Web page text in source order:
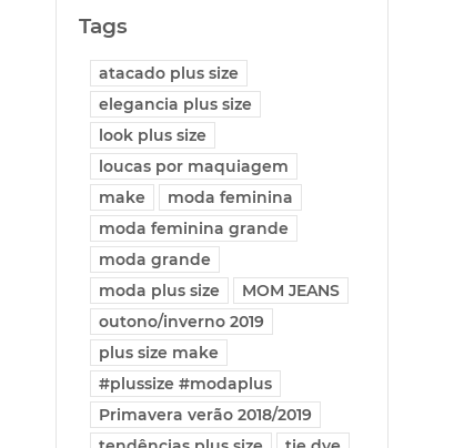
Tags
atacado plus size
elegancia plus size
look plus size
loucas por maquiagem
make
moda feminina
moda feminina grande
moda grande
moda plus size
MOM JEANS
outono/inverno 2019
plus size make
#plussize #modaplus
Primavera verão 2018/2019